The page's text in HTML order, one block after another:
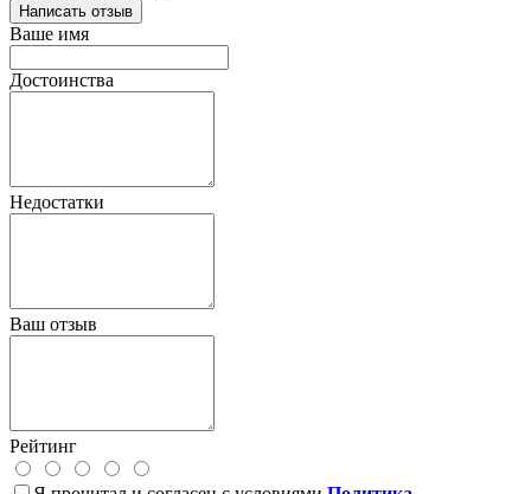
Написать отзыв
Ваше имя
Достоинства
Недостатки
Ваш отзыв
Рейтинг